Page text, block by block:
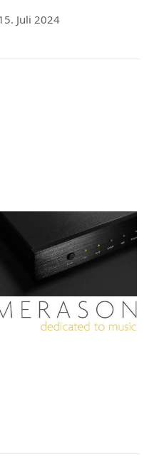
Juli 2024